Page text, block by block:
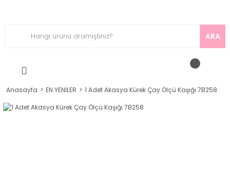
ARA
Anasayfa EN YENİLER 1 Adet Akasya Kürek Çay Ölçü Kaşığı 7B258